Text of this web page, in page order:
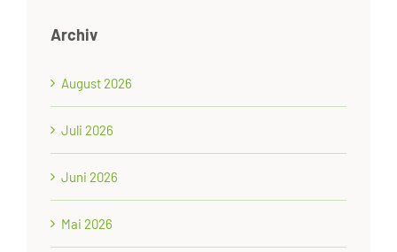
Archiv
August 2026
Juli 2026
Juni 2026
Mai 2026